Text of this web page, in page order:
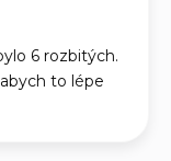
6 rozbitých.
to lépe